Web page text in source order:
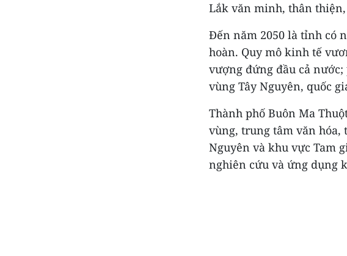
Lắk văn minh, thân
Đến năm 2050 là tỉnh có
hoàn. Quy mô kinh tế
vượng đứng đầu cả
vùng Tây Nguyên, quốc
Thành phố Buôn Ma
vùng, trung tâm văn hóa,
Nguyên và khu vực Tam
nghiên cứu và ứng dụng